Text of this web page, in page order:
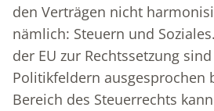
den Verträgen nicht
nämlich: Steuern und
der EU zur Rechtssetzung
Politikfeldern ausgesprochen
Bereich des Steuerrechts